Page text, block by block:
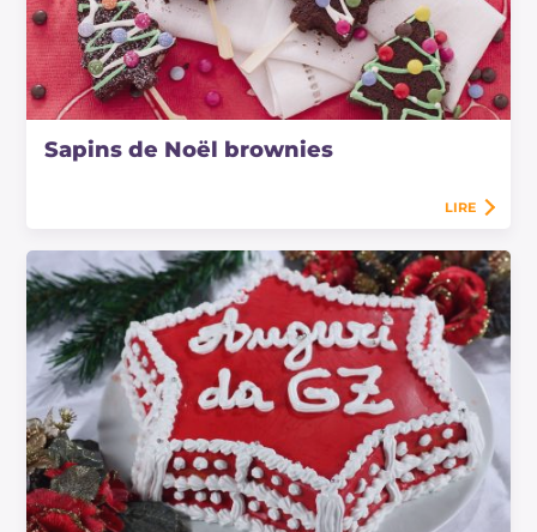
Sapins de Noël brownies
LIRE